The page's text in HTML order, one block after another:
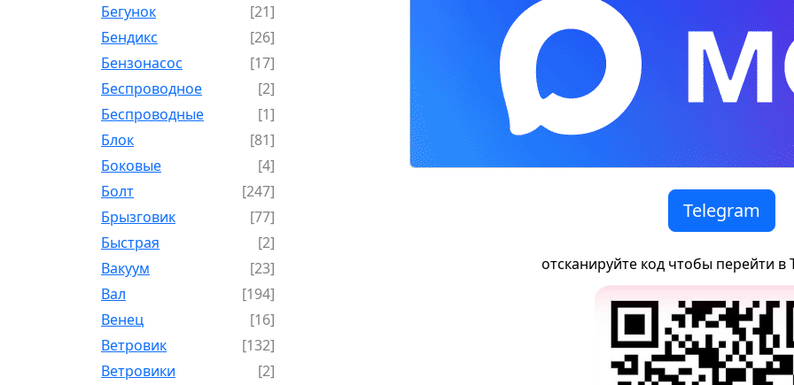
Бегунок
[21]
Бендикс
[26]
Бензонасос
[17]
Беспроводное
[2]
Беспроводные
[1]
Блок
[81]
Боковые
[4]
Болт
[247]
Брызговик
[77]
Быстрая
[2]
Вакуум
[23]
Вал
[194]
Венец
[16]
Ветровик
[132]
Ветровики
[2]
Telegram
отсканируйте код чтобы перейти в